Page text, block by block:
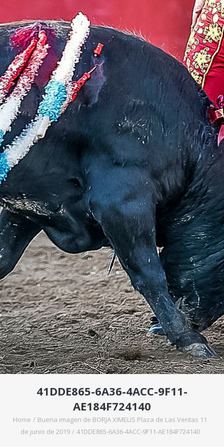
41DDE865-6A36-4ACC-9F11-
AE184F724140
Home / Buena imagen de BORJA XIMELIS Plaza de Las Ventas 11
de junio de 2019 / 41DDE865-6A36-4ACC-9F11-AE184F724140